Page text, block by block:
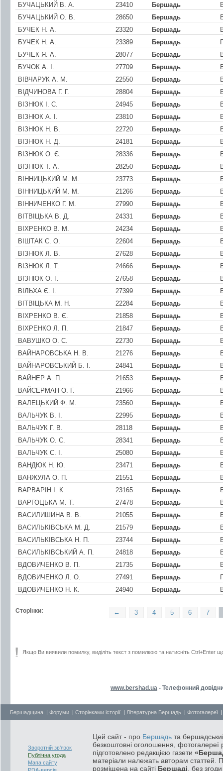
БУЧАЦЬКИЙ В. А.
23410 Бершадь
БУЧАЦЬКИЙ О. В.
28650 Бершадь
БУЧЕК Н. А.
23320 Бершадь
БУЧЕК Н. А.
23389 Бершадь
БУЧЕК Я. А.
28077 Бершадь
БУЧОК А. I.
27709 Бершадь
ВIВЧАРУК А. М.
22550 Бершадь
ВIДЧИНОВА Г. Г.
28804 Бершадь
ВIЗНЮК І. С.
24945 Бершадь
ВIЗНЮК А. I.
23810 Бершадь
ВIЗНЮК Н. В.
22720 Бершадь
ВIЗНЮК Н. Д.
24181 Бершадь
ВIЗНЮК О. Є.
28336 Бершадь
ВIЗНЮК Т. А.
28250 Бершадь
ВIННИЦЬКИЙ М. М.
23773 Бершадь
ВIННИЦЬКИЙ М. М.
21266 Бершадь
ВIННИЧЕНКО Г. М.
27990 Бершадь
ВIТВIЦЬКА В. Д.
24331 Бершадь
ВIХРЕНКО В. М.
24234 Бершадь
ВIШТАК С. О.
22604 Бершадь
ВІЗНЮК Л. В.
27628 Бершадь
ВІЗНЮК Л. Т.
24666 Бершадь
ВІЗНЮК О. Г.
27658 Бершадь
ВІЛЬХА Є. І.
27399 Бершадь
ВІТВІЦЬКА М. Н.
22284 Бершадь
ВІХРЕНКО В. Є.
21858 Бершадь
ВІХРЕНКО Л. П.
21847 Бершадь
ВАВУШКО О. С.
22730 Бершадь
ВАЙНАРОВСЬКА Н. В.
21276 Бершадь
ВАЙНАРОВСЬКИЙ Б. І.
24841 Бершадь
ВАЙНЕР А. П.
21653 Бершадь
ВАЙСЕРМАН О. Г.
21966 Бершадь
ВАЛЕЦЬКИЙ Ф. М.
23560 Бершадь
ВАЛЬЧУК В. І.
22995 Бершадь
ВАЛЬЧУК Г. В.
28118 Бершадь
ВАЛЬЧУК О. С.
28341 Бершадь
ВАЛЬЧУК С. І.
25080 Бершадь
ВАНДЮК Н. Ю.
23471 Бершадь
ВАНЖУЛА О. П.
21551 Бершадь
ВАРВАРIН I. К.
23165 Бершадь
ВАРГОЦЬКА М. Т.
27478 Бершадь
ВАСИЛИШИНА В. В.
21055 Бершадь
ВАСИЛЬКIВСЬКА М. Д.
21579 Бершадь
ВАСИЛЬКIВСЬКА Н. П.
23744 Бершадь
ВАСИЛЬКIВСЬКИЙ А. П.
24818 Бершадь
ВДОВИЧЕНКО В. П.
21735 Бершадь
ВДОВИЧЕНКО Л. О.
27491 Бершадь
ВДОВИЧЕНКО Н. К.
24940 Бершадь
Сторінки: 7
6
5
4
3
←
Якщо Ви виявили помилку, виділіть текст з помилкою та натисніть Ctrl+Enter
www.bershad.ua - Телефонний
Бершадщина | Форуми | Сторінками історії | Літературна Бершадь | Фотогалереї
Зворотній зв'язок
Публічна угода
Мапа сайту
Цей сайт - про Бершадь та
безкоштовні оголошення, фотогалереї
підготовлено редакцією газети
матеріали належать авторам статтей.
розміщена на сайті Бершаді , без